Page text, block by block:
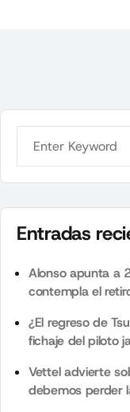
Entradas
Alonso apunta a
contempla el
¿El regreso de
fichaje del piloto
Vettel advierte
debemos perder